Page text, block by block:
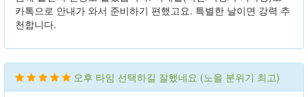
카톡으로 안내가 와서 준비하기 편했고요. 특별한 날이면 강력 추
천합니다.
오후 타임 선택하길 잘했네요 (노을 분위기 최고)